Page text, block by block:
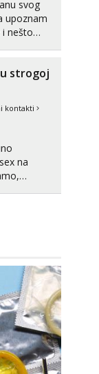
svog
upoznam
nešto
strogoj
kontakti
na